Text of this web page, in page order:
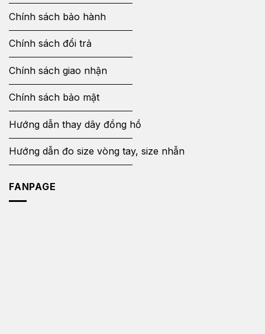
Chính sách bảo hành
Chính sách đổi trả
Chính sách giao nhận
Chính sách bảo mật
Hướng dẫn thay dây đồng hồ
Hướng dẫn đo size vòng tay, size nhẫn
FANPAGE